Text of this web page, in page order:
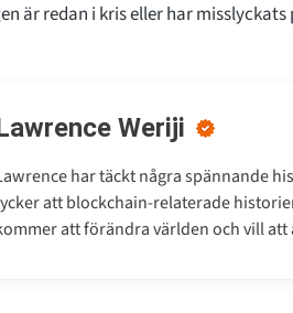
är redan i kris eller har misslyckats
Weriji
har täckt några spännande
att blockchain-relaterade
att förändra världen och vill att